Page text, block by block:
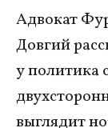
Адвокат
Довгий
у политика
выглядит